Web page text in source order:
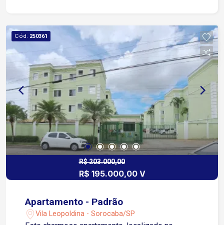
Cód. 250361
R$ 203.000,00
R$ 195.000,00 V
Apartamento - Padrão
Vila Leopoldina - Sorocaba/SP